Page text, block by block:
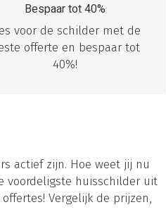
Bespaar tot 40%
voor de schilder met de
offerte en bespaar tot
40%!
actief zijn. Hoe weet jij nu
voordeligste huisschilder uit
Vergelijk de prijzen,